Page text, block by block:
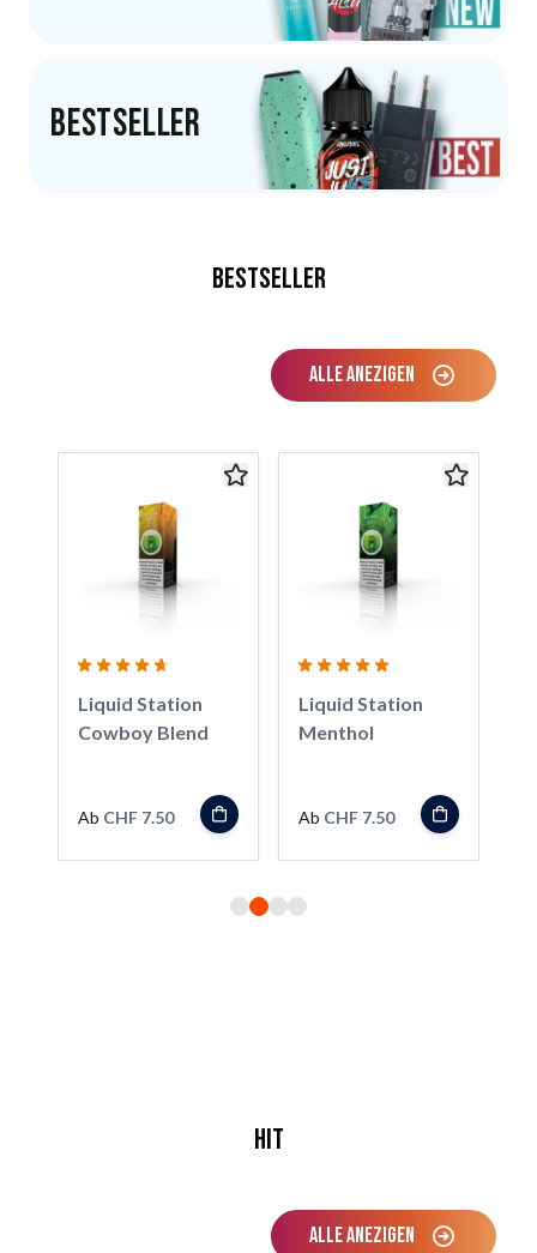
Bestseller
Bestseller
ALLE ANEZIGEN
Karussell überspringen
Liquid Station
Cowboy Blend
Ab CHF 7.50
Liquid Station
Menthol
Ab CHF 7.50
View more about Liquid Station
View more about Liquid Station
View more about Liquid Station
View more about ELFBAR
Hit
ALLE ANEZIGEN